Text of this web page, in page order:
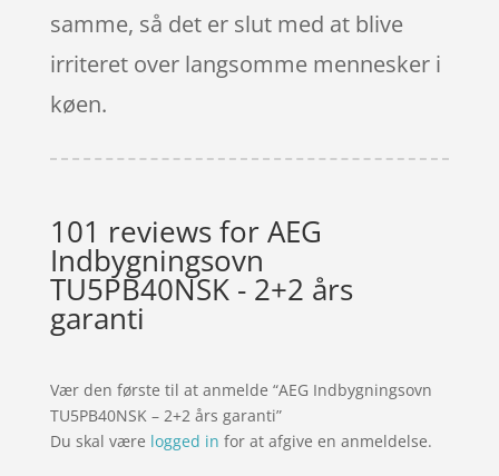
samme, så det er slut med at blive
irriteret over langsomme mennesker i
køen.
101 reviews forAEG
Indbygningsovn
TU5PB40NSK - 2+2 års
garanti
Vær den første til at anmelde “AEG Indbygningsovn
TU5PB40NSK – 2+2 års garanti”
Du skal være logged in for at afgive en anmeldelse.